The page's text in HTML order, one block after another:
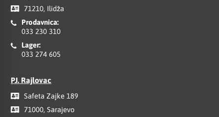
71210, Ilidža
Prodavnica:
033 230 310
Lager:
033 274 605
PJ. Rajlovac
Safeta Zajke 189
71000, Sarajevo